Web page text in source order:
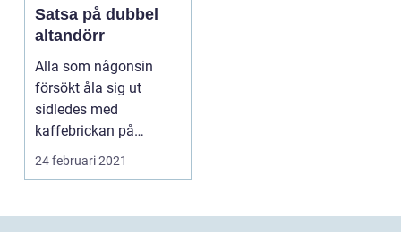
Satsa på dubbel
altandörr
Alla som någonsin
försökt åla sig ut
sidledes med
kaffebrickan på
altanen vet att en enkel
24 februari 2021